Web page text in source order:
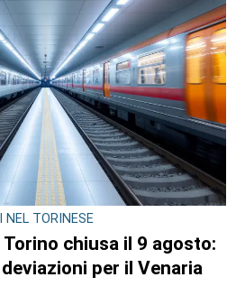
NEL TORINESE
chiusa il 9 agosto:
per il Venaria